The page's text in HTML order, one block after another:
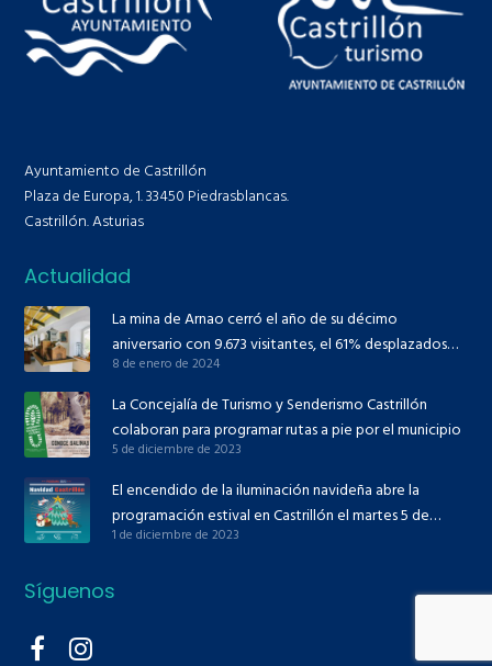
Ayuntamiento de Castrillón
Plaza de Europa, 1. 33450 Piedrasblancas.
Castrillón. Asturias
Actualidad
La mina de Arnao cerró el año de su décimo
aniversario con 9.673 visitantes, el 61% desplazados
desde fuera de Asturias
8 de enero de 2024
La Concejalía de Turismo y Senderismo Castrillón
colaboran para programar rutas a pie por el municipio
5 de diciembre de 2023
El encendido de la iluminación navideña abre la
programación estival en Castrillón el martes 5 de
diciembre
1 de diciembre de 2023
Síguenos